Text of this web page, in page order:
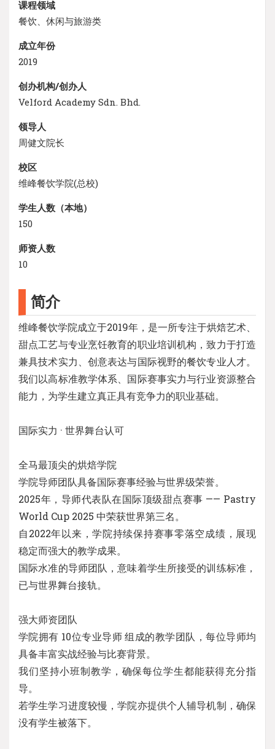
课程领域
餐饮、休闲与旅游类
成立年份
2019
创办机构/创办人
Velford Academy Sdn. Bhd.
领导人
周健文院长
校区
维峰餐饮学院(总校)
学生人数（本地）
150
师资人数
10
简介
维峰餐饮学院成立于2019年，是一所专注于烘焙艺术、
甜点工艺与专业烹饪教育的职业培训机构，致力于打造
兼具技术实力、创意表达与国际视野的餐饮专业人才。
我们以高标准教学体系、国际赛事实力与行业资源整合
能力，为学生建立真正具有竞争力的职业基础。
国际实力 · 世界舞台认可
全马最顶尖的烘焙学院
学院导师团队具备国际赛事经验与世界级荣誉。
2025年，导师代表队在国际顶级甜点赛事 —— Pastry
World Cup 2025 中荣获世界第三名。
自2022年以来，学院持续保持赛事零落空成绩，展现
稳定而强大的教学成果。
国际水准的导师团队，意味着学生所接受的训练标准，
已与世界舞台接轨。
强大师资团队
学院拥有 10位专业导师 组成的教学团队，每位导师均
具备丰富实战经验与比赛背景。
我们坚持小班制教学，确保每位学生都能获得充分指
导。
若学生学习进度较慢，学院亦提供个人辅导机制，确保
没有学生被落下。